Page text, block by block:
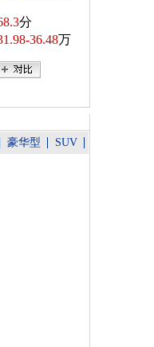
分
36.48万
豪华型 SUV